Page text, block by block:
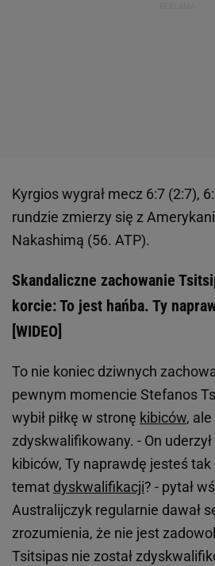
Kyrgios wygrał mecz 6:7 (2:7),
rundzie zmierzy się z
Nakashimą (56. ATP).
Skandaliczne zachowanie
korcie: To jest hańba. Ty
[WIDEO]
To nie koniec dziwnych
pewnym momencie Stefanos
wybił piłkę w stronę kibiców,
zdyskwalifikowany. - On
kibiców, Ty naprawdę jesteś tak
temat dyskwalifikacji? - pytał
Australijczyk regularnie dawał
zrozumienia, że nie jest
Tsitsipas nie został